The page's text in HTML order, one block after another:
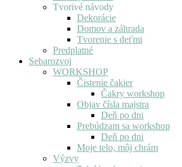
Tvorivé návody
Dekorácie
Domov a záhrada
Tvorenie s deťmi
Predplatné
Sebarozvoj
WORKSHOP
Čistenie čakier
Čakry workshop
Objav čísla majstra
Deň po dni
Prebúdzam sa workshop
Deň po dni
Moje telo, môj chrám
Výzvy